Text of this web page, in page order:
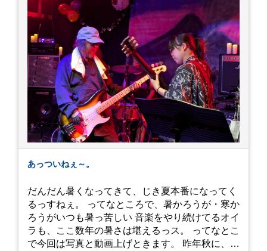
あっついねぇ～。
だんだん暑くなってきて、じき夏本番になってく
るっすねぇ。 ってなところで、暑かろうが・寒か
ろうがいつも暑っ苦しい 音楽をやり続けてるオイ
ラも、ここ数年の暑さは堪えるっス。 ってなとこ
で今回は写真と動画上げときます。 昨年秋に、娘